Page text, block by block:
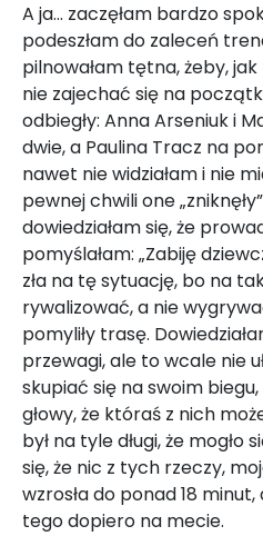
A ja... zaczęłam bardzo
podeszłam do zaleceń
pilnowałam tętna, żeby,
nie zajechać się na
odbiegły: Anna Arseniuk i
dwie, a Paulina Tracz na
nawet nie widziałam i nie
pewnej chwili one
dowiedziałam się, że
pomyślałam: „Zabiję
zła na tę sytuację, bo na
rywalizować, a nie
pomyliły trasę.
przewagi, ale to wcale nie
skupiać się na swoim biegu,
głowy, że któraś z nich
był na tyle długi, że mogło
się, że nic z tych rzeczy,
wzrosła do ponad 18
tego dopiero na mecie.